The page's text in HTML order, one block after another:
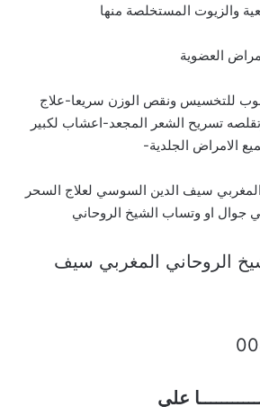
العضوية
للتخسيس ونقص الوزن سريعا-علاج
تسريح الشعر المجعد-اعشاب لكبير
الامراض الجلدية-
المغربي سيف الدين السوسي لعلاج السحر
جوال او وتساب الشيخ الروحاني
الروحاني المغربي سيف
علي